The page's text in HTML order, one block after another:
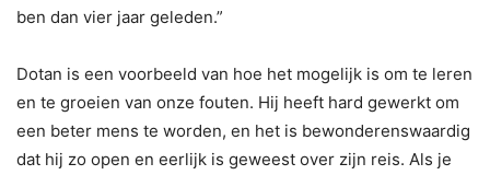
ben dan vier jaar geleden.”
Dotan is een voorbeeld van hoe het mogelijk is om te leren
en te groeien van onze fouten. Hij heeft hard gewerkt om
een beter mens te worden, en het is bewonderenswaardig
dat hij zo open en eerlijk is geweest over zijn reis. Als je